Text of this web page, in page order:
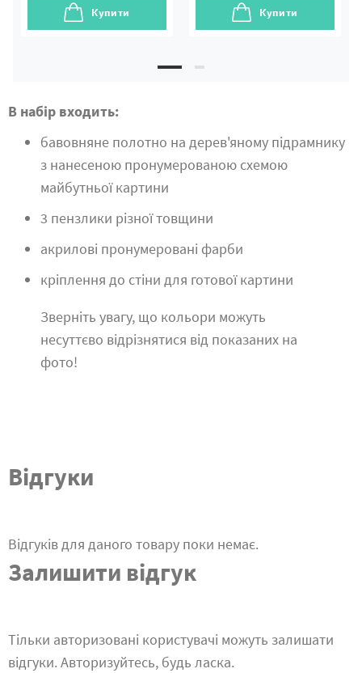
Купити Купити
В набір входить:
бавовняне полотно на дерев'яному підрамнику
з нанесеною пронумерованою схемою
майбутньої картини
3 пензлики різної товщини
акрилові пронумеровані фарби
кріплення до стіни для готової картини
Зверніть увагу, що кольори можуть
несуттєво відрізнятися від показаних на
фото!
Відгуки
Відгуків для даного товару поки немає.
Залишити відгук
Тільки авторизовані користувачі можуть залишати
відгуки. Авторизуйтесь, будь ласка.